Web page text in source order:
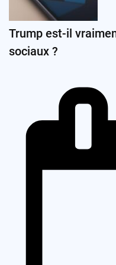
Trump est-il
sociaux ?